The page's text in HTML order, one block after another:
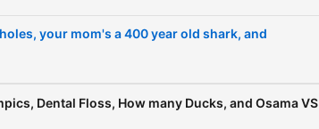
your mom's a 400 year old shark, and
Dental Floss, How many Ducks, and Osama VS